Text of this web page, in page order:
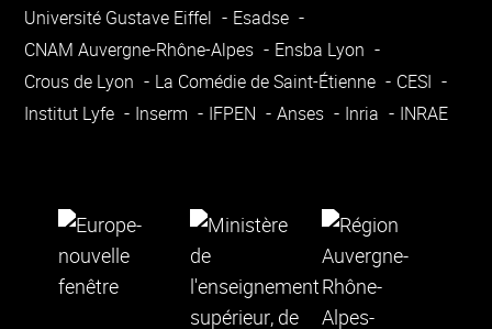
Université Gustave Eiffel
Esadse
CNAM Auvergne-Rhône-Alpes
Ensba Lyon
Crous de Lyon
La Comédie de Saint-Étienne
CESI
Institut Lyfe
Inserm IFPEN Anses Inria INRAE